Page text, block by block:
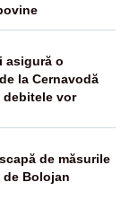
asigură o
la Cernavodă
debitele vor
de măsurile
de Bolojan